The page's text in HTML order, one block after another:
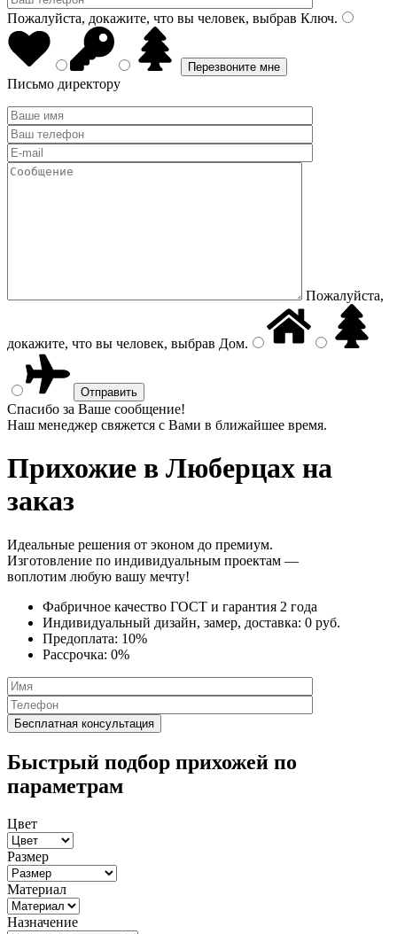
Пожалуйста, докажите, что вы человек, выбрав Ключ.
Письмо директору
Пожалуйста,
докажите, что вы человек, выбрав Дом.
Спасибо за Ваше сообщение!
Наш менеджер свяжется с Вами в ближайшее время.
Прихожие в Люберцах на
заказ
Идеальные решения от эконом до премиум.
Изготовление по индивидуальным проектам —
воплотим любую вашу мечту!
Фабричное качество ГОСТ и гарантия 2 года
Индивидуальный дизайн, замер, доставка: 0 руб.
Предоплата: 10%
Рассрочка: 0%
Быстрый подбор прихожей по
параметрам
Цвет
Размер
Материал
Назначение